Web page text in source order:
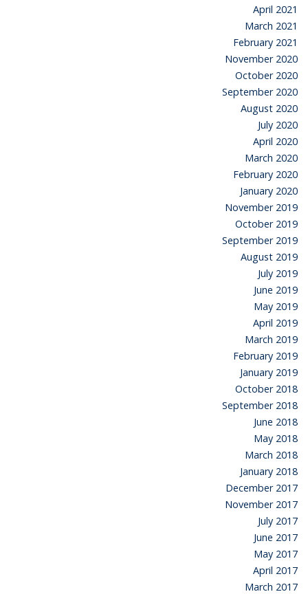
April 2021
March 2021
February 2021
November 2020
October 2020
September 2020
August 2020
July 2020
April 2020
March 2020
February 2020
January 2020
November 2019
October 2019
September 2019
August 2019
July 2019
June 2019
May 2019
April 2019
March 2019
February 2019
January 2019
October 2018
September 2018
June 2018
May 2018
March 2018
January 2018
December 2017
November 2017
July 2017
June 2017
May 2017
April 2017
March 2017